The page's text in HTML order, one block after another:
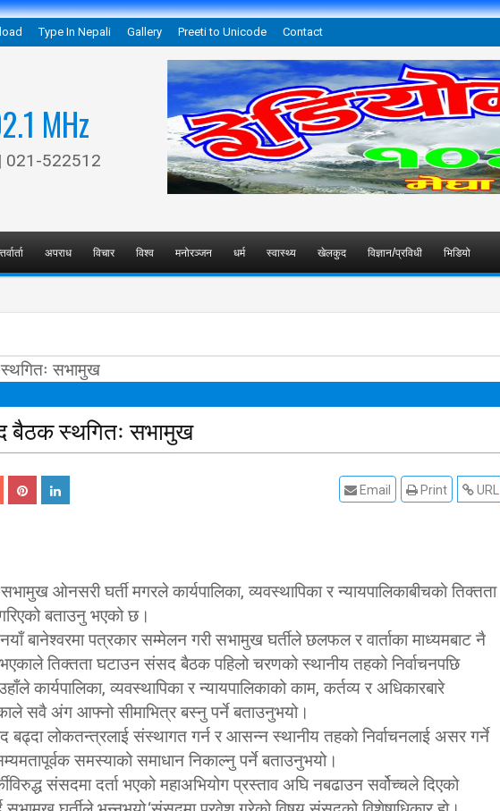
Type In Nepali Gallery Preeti to Unicode Contact
MHz
021-522512
अपराध विचार विश्व मनोरञ्जन धर्म स्वास्थ्य खेलकुद विज्ञान/प्रविधी भिडियो
बैठक स्थगितः सभामुख
URL
Print
Email
ओनसरी घर्ती मगरले कार्यपालिका, व्यवस्थापिका र न्यायपालिकाबीचकाे तिक्तता
बताउनु भएको छ।
बानेश्वरमा पत्रकार सम्मेलन गरी सभामुख घर्तीले छलफल र वार्ताका माध्यमबाट नै
तिक्तता घटाउन संसद बैठक पहिलो चरणको स्थानीय तहको निर्वाचनपछि
कार्यपालिका, व्यवस्थापिका र न्यायपालिकाको काम, कर्तव्य र अधिकारबारे
सवै अंग आफ्नो सीमाभित्र बस्नु पर्ने बताउनुभयो।
बढ्दा लोकतन्त्रलाई संस्थागत गर्न र आसन्न स्थानीय तहको निर्वाचनलाई असर गर्ने
समस्याको समाधान निकाल्नु पर्ने बताउनुभयो।
संसदमा दर्ता भएको महाअभियोग प्रस्ताव अघि नबढाउन सर्वोच्चले दिएको